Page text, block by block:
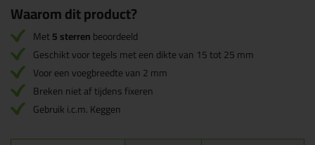
Waarom dit product?
Met5 sterrenbeoordeeld
Geschikt voor tegels met een dikte van 15 tot 25 mm
Voor een voegbreedte van 2 mm
Breken niet af tijdens fixeren
Gebruik i.c.m. Keggen